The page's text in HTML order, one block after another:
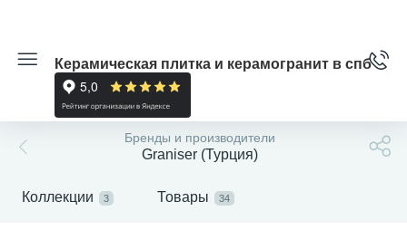
Керамическая плитка и керамогранит в спб
Бренды и производители
Graniser (Турция)
Коллекции 3 Товары 34